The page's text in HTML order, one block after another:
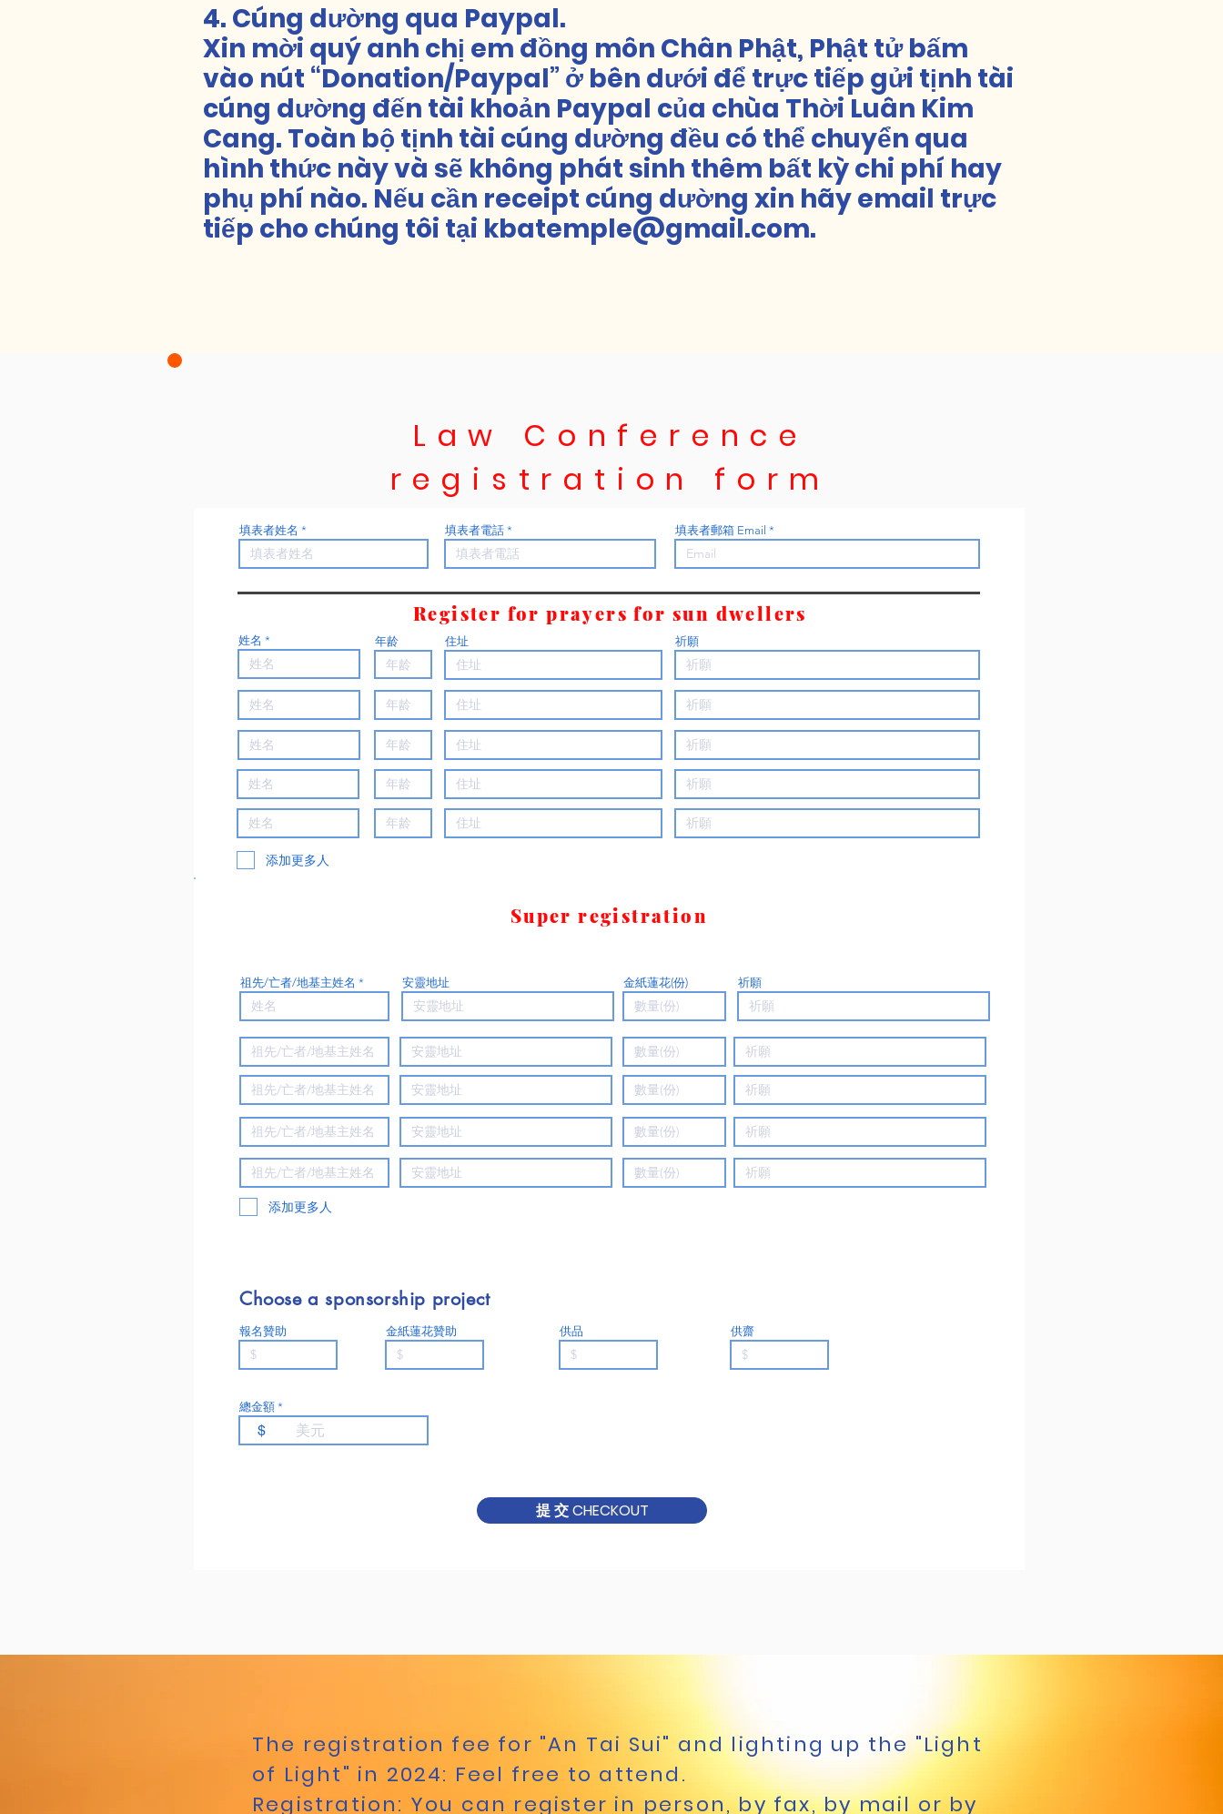
4. Cúng dường qua Paypal.
Xin mời quý anh chị em đồng môn Chân Phật, Phật tử bấm
vào nút “Donation/Paypal” ở bên dưới để trực tiếp gửi tịnh tài
cúng dường đến tài khoản Paypal của chùa Thời Luân Kim
Cang. Toàn bộ tịnh tài cúng dường đều có thể chuyển qua
hình thức này và sẽ không phát sinh thêm bất kỳ chi phí hay
phụ phí nào. Nếu cần receipt cúng dường xin hãy email trực
tiếp cho chúng tôi tại kbatemple@gmail.com.
Law Conference
registration form
填表者姓名 填表者電話 填表者郵箱 Email
Register for prayers for sun dwellers
姓名 年龄 住址 祈願
添加更多人
Super registration
祖先/亡者/地基主姓名 安靈地址 金紙蓮花(份) 祈願
添加更多人
Choose a sponsorship project
報名贊助 金紙蓮花贊助 供品 供齋
總金額
$
提 交 CHECKOUT
The registration fee for "An Tai Sui" and lighting up the "Light
of Light" in 2024: Feel free to attend.
Registration: You can register in person, by fax, by mail or by